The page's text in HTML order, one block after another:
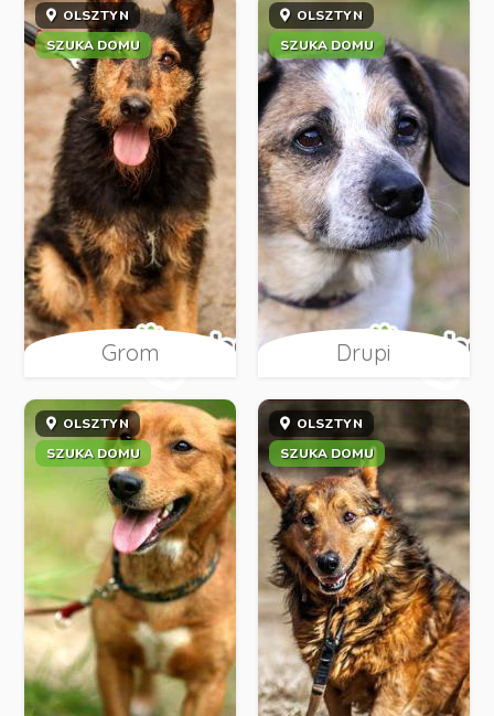
OLSZTYN
SZUKA DOMU
Grom
OLSZTYN
SZUKA DOMU
Drupi
OLSZTYN
SZUKA DOMU
OLSZTYN
SZUKA DOMU